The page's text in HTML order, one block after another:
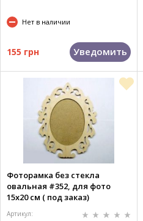
Нет в наличии
155 грн Уведомить
Фоторамка без стекла
овальная #352, для фото
15х20 см ( под заказ)
Артикул: